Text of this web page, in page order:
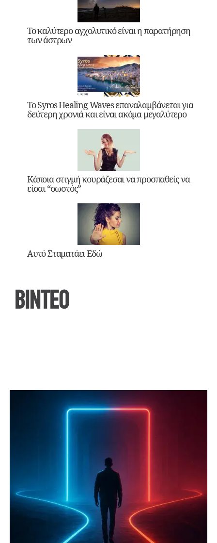
Το καλύτερο αγχολυτικό είναι η παρατήρηση
των άστρων
Το Syros Healing Waves επαναλαμβάνεται για
δεύτερη χρονιά και είναι ακόμα μεγαλύτερο
Κάποια στιγμή κουράζεσαι να προσπαθείς να
είσαι “σωστός”
Αυτό Σταματάει Εδώ
ΒΙΝΤΕΟ